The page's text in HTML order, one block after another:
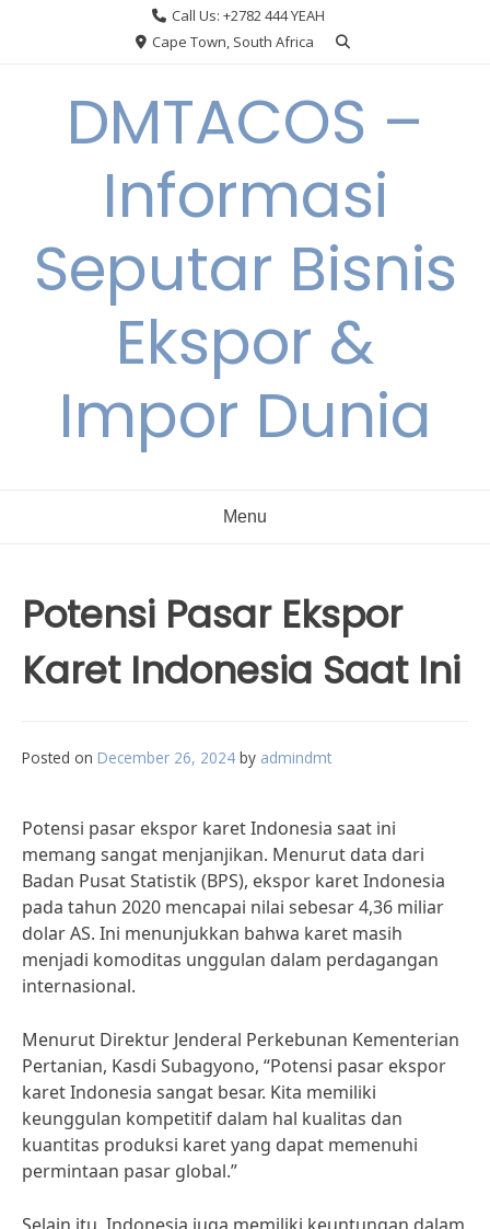
Call Us: +2782 444 YEAH
Cape Town, South Africa
DMTACOS –
Informasi
Seputar Bisnis
Ekspor &
Impor Dunia
Menu
Potensi Pasar Ekspor
Karet Indonesia Saat Ini
Posted on December 26, 2024 by admindmt
Potensi pasar ekspor karet Indonesia saat ini
memang sangat menjanjikan. Menurut data dari
Badan Pusat Statistik (BPS), ekspor karet Indonesia
pada tahun 2020 mencapai nilai sebesar 4,36 miliar
dolar AS. Ini menunjukkan bahwa karet masih
menjadi komoditas unggulan dalam perdagangan
internasional.
Menurut Direktur Jenderal Perkebunan Kementerian
Pertanian, Kasdi Subagyono, “Potensi pasar ekspor
karet Indonesia sangat besar. Kita memiliki
keunggulan kompetitif dalam hal kualitas dan
kuantitas produksi karet yang dapat memenuhi
permintaan pasar global.”